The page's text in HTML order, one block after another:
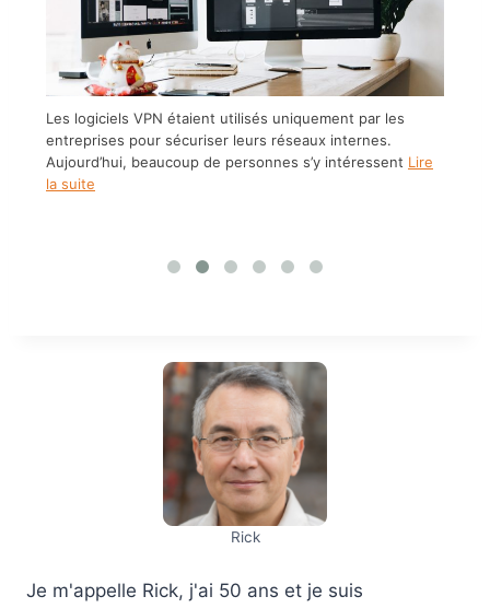
Les logiciels VPN étaient utilisés uniquement par les
entreprises pour sécuriser leurs réseaux internes.
Aujourd’hui, beaucoup de personnes s’y intéressent Lire
la suite
Rick
Je m'appelle Rick, j'ai 50 ans et je suis